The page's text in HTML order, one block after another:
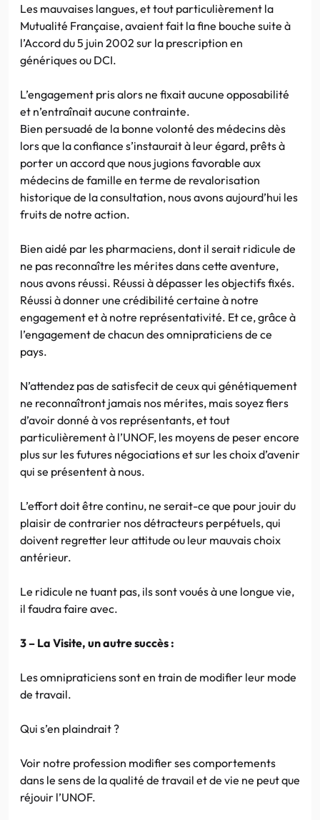
Les mauvaises langues, et tout particulièrement la
Mutualité Française, avaient fait la fine bouche suite à
l’Accord du 5 juin 2002 sur la prescription en
génériques ou DCI.
L’engagement pris alors ne fixait aucune opposabilité
et n’entraînait aucune contrainte.
Bien persuadé de la bonne volonté des médecins dès
lors que la confiance s’instaurait à leur égard, prêts à
porter un accord que nous jugions favorable aux
médecins de famille en terme de revalorisation
historique de la consultation, nous avons aujourd’hui les
fruits de notre action.
Bien aidé par les pharmaciens, dont il serait ridicule de
ne pas reconnaître les mérites dans cette aventure,
nous avons réussi. Réussi à dépasser les objectifs fixés.
Réussi à donner une crédibilité certaine à notre
engagement et à notre représentativité. Et ce, grâce à
l’engagement de chacun des omnipraticiens de ce
pays.
N’attendez pas de satisfecit de ceux qui génétiquement
ne reconnaîtront jamais nos mérites, mais soyez fiers
d’avoir donné à vos représentants, et tout
particulièrement à l’UNOF, les moyens de peser encore
plus sur les futures négociations et sur les choix d’avenir
qui se présentent à nous.
L’effort doit être continu, ne serait-ce que pour jouir du
plaisir de contrarier nos détracteurs perpétuels, qui
doivent regretter leur attitude ou leur mauvais choix
antérieur.
Le ridicule ne tuant pas, ils sont voués à une longue vie,
il faudra faire avec.
3 – La Visite, un autre succès :
Les omnipraticiens sont en train de modifier leur mode
de travail.
Qui s’en plaindrait ?
Voir notre profession modifier ses comportements
dans le sens de la qualité de travail et de vie ne peut que
réjouir l’UNOF.